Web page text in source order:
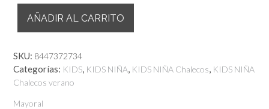
Botones
Imitacion
cantidad
AÑADIR AL CARRITO
SKU: 8447372734
Categorías: KIDS, KIDS NIÑA, KIDS NIÑA Chalecos, KIDS NIÑA
Chalecos verano
Mayoral